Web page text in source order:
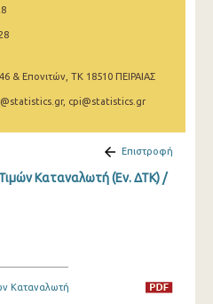
& Επονιτών, ΤΚ 18510 ΠΕΙΡΑΙΑΣ
cpi@statistics.gr
Επιστροφή
Καταναλωτή (Εν. ΔΤΚ) /
Καταναλωτή